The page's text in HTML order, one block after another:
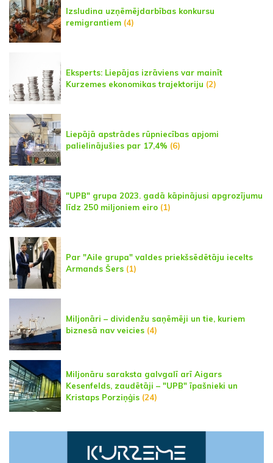
Izsludina uzņēmējdarbības konkursu
remigrantiem (4)
Eksperts: Liepājas izrāviens var mainīt
Kurzemes ekonomikas trajektoriju (2)
Liepājā apstrādes rūpniecības apjomi
palielinājušies par 17,4% (6)
"UPB" grupa 2023. gadā kāpinājusi apgrozījumu
līdz 250 miljoniem eiro (1)
Par "Aile grupa" valdes priekšsēdētāju iecelts
Armands Šers (1)
Miljonāri – dividenžu saņēmēji un tie, kuriem
biznesā nav veicies (4)
Miljonāru saraksta galvgalī arī Aigars
Kesenfelds, zaudētāji – "UPB" īpašnieki un
Kristaps Porziņģis (24)